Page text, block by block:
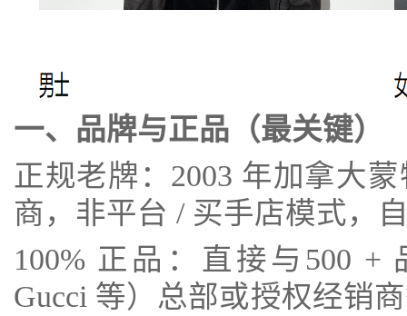
一、品牌与正品（最关键）
正规老牌：2003 年加拿大
商，非平台 / 买手店模式，
100% 正品：直接与500 +
Gucci 等）总部或授权经销